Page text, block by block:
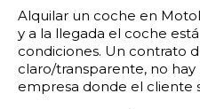
Alquilar un coche en
y a la llegada el coche
condiciones. Un contrato
claro/transparente, no
empresa donde el cliente